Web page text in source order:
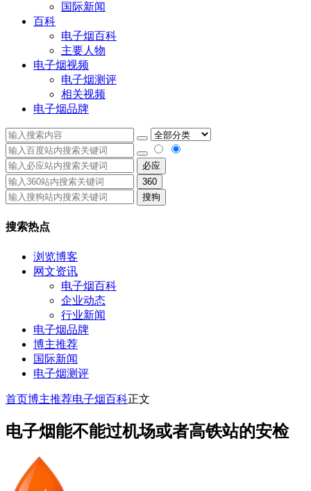
国际新闻
百科
电子烟百科
主要人物
电子烟视频
电子烟测评
相关视频
电子烟品牌
必应
360
搜狗
搜索热点
浏览博客
网文资讯
电子烟百科
企业动态
行业新闻
电子烟品牌
博主推荐
国际新闻
电子烟测评
首页博主推荐电子烟百科正文
电子烟能不能过机场或者高铁站的安检